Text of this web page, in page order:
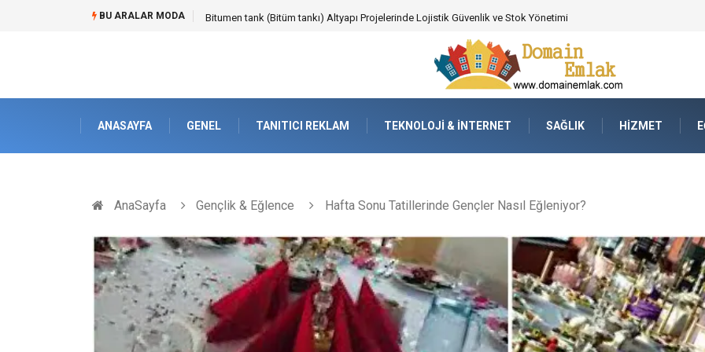
BU ARALAR MODA Güvenilir Chip Satışı: Kesintisiz Poker Deneyimi İçin Profesyonel Destek
ANASAYFA GENEL TANITICI REKLAM TEKNOLOJI & İNTERNET SAĞLIK HIZMET
AnaSayfa Gençlik & Eğlence Hafta Sonu Tatillerinde Gençler Nasıl Eğleniyor?